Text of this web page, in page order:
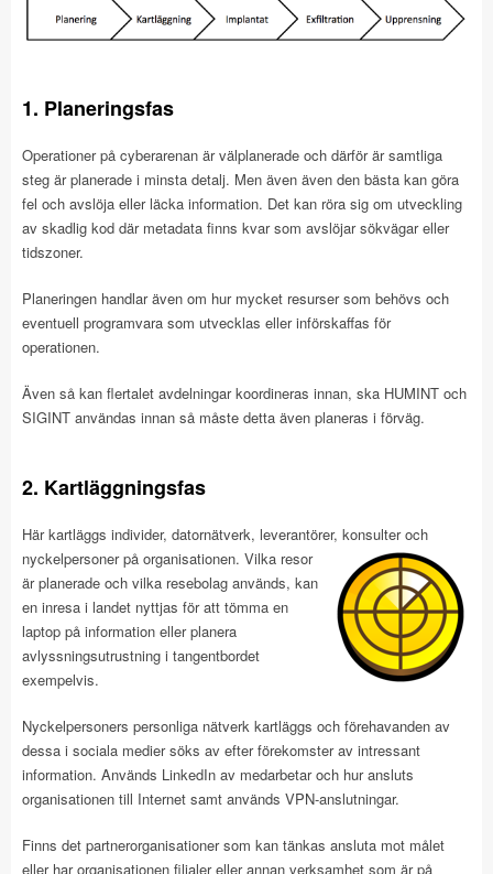
1. Planeringsfas
Operationer på cyberarenan är välplanerade och därför är samtliga
steg är planerade i minsta detalj. Men även även den bästa kan göra
fel och avslöja eller läcka information. Det kan röra sig om utveckling
av skadlig kod där metadata finns kvar som avslöjar sökvägar eller
tidszoner.
Planeringen handlar även om hur mycket resurser som behövs och
eventuell programvara som utvecklas eller införskaffas för
operationen.
Även så kan flertalet avdelningar koordineras innan, ska HUMINT och
SIGINT användas innan så måste detta även planeras i förväg.
2. Kartläggningsfas
Här kartläggs individer, datornätverk, leverantörer, konsulter och
nyckelpersoner på organisationen. Vilka resor
är planerade och vilka resebolag används, kan
en inresa i landet nyttjas för att tömma en
laptop på information eller planera
avlyssningsutrustning i tangentbordet
exempelvis.
Nyckelpersoners personliga nätverk kartläggs och förehavanden av
dessa i sociala medier söks av efter förekomster av intressant
information. Används LinkedIn av medarbetar och hur ansluts
organisationen till Internet samt används VPN-anslutningar.
Finns det partnerorganisationer som kan tänkas ansluta mot målet
eller har organisationen filialer eller annan verksamhet som är på